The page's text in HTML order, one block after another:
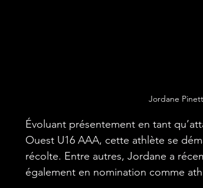
Jordane
Évoluant présentement en tant
Ouest U16 AAA, cette athlète se
récolte. Entre autres, Jordane a
également en nomination comme